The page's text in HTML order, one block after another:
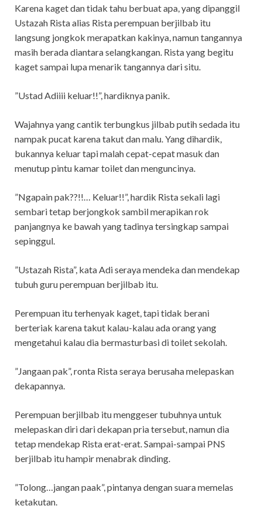
Karena kaget dan tidak tahu berbuat apa, yang dipanggil
Ustazah Rista alias Rista perempuan berjilbab itu
langsung jongkok merapatkan kakinya, namun tangannya
masih berada diantara selangkangan. Rista yang begitu
kaget sampai lupa menarik tangannya dari situ.
”Ustad Adiiii keluar!!”, hardiknya panik.
Wajahnya yang cantik terbungkus jilbab putih sedada itu
nampak pucat karena takut dan malu. Yang dihardik,
bukannya keluar tapi malah cepat-cepat masuk dan
menutup pintu kamar toilet dan menguncinya.
”Ngapain pak??!!… Keluar!!”, hardik Rista sekali lagi
sembari tetap berjongkok sambil merapikan rok
panjangnya ke bawah yang tadinya tersingkap sampai
sepinggul.
”Ustazah Rista”, kata Adi seraya mendeka dan mendekap
tubuh guru perempuan berjilbab itu.
Perempuan itu terhenyak kaget, tapi tidak berani
berteriak karena takut kalau-kalau ada orang yang
mengetahui kalau dia bermasturbasi di toilet sekolah.
”Jangaan pak”, ronta Rista seraya berusaha melepaskan
dekapannya.
Perempuan berjilbab itu menggeser tubuhnya untuk
melepaskan diri dari dekapan pria tersebut, namun dia
tetap mendekap Rista erat-erat. Sampai-sampai PNS
berjilbab itu hampir menabrak dinding.
”Tolong…jangan paak”, pintanya dengan suara memelas
ketakutan.